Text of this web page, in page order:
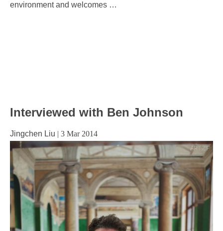
environment and welcomes …
Interviewed with Ben Johnson
Jingchen Liu | 3 Mar 2014